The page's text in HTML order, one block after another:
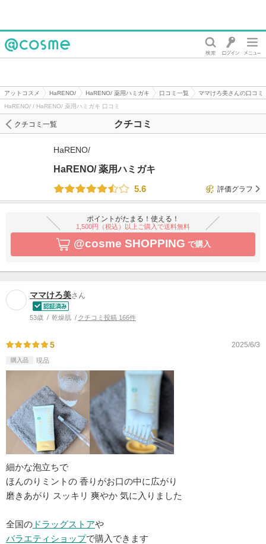
アットコスメ HaRENO/ HaRENO/ 薬用ハミガキ 口コミ一覧
ママけろ美さんの口コミ
HaRENO/ / HaRENO/ 薬用ハミガキ 口コミ
クチコミ
クチコミ一覧
HaRENO/
HaRENO/ 薬用ハミガキ
5.6
評価グラフ
ポイントがたまる！使える！
1,500円（税込）以上ご購入で送料無料
@cosme SHOPPING で購入
ママけろ美さん
53歳 乾燥肌 クチコミ投稿 166件
5 2025/6/3
購入品 現品
細かな泡立ちで
ほんのりミントの 香りがお口の中に広がり
磨きあがり スッキリ 爽やか 気に入りました
全国の ドラッグストアや
バラエティショップで購入できます